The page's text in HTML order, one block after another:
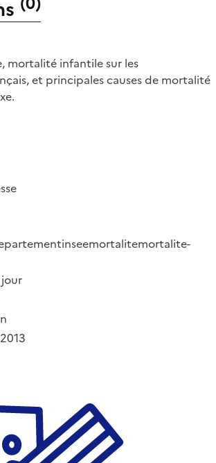
mortalité infantile sur les
et principales causes de mortalité
inseemortalitemortalite-